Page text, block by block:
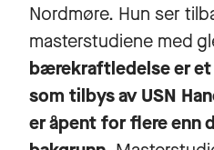
Nordmøre. Hun ser
masterstudiene med
bærekraftledelse er
som tilbys av USN
er åpent for flere enn